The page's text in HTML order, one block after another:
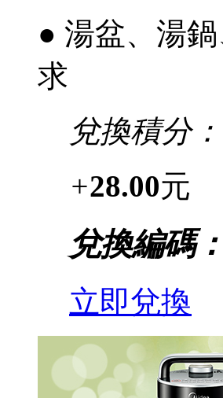
● 湯盆、湯鍋
求
兌換積分：
+28.00元
兌換編碼：
立即兌換